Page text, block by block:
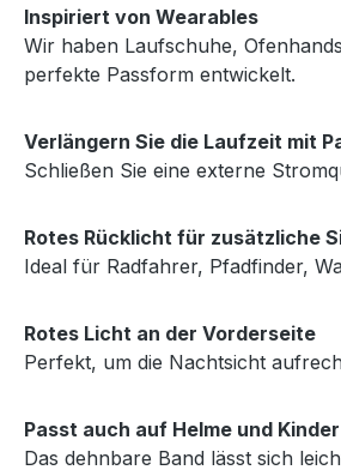
Inspiriert von Wearables
Wir haben Laufschuhe,
perfekte Passform entwickelt.
Verlängern Sie die Laufzeit mit
Schließen Sie eine externe
Rotes Rücklicht für zusätzliche
Ideal für Radfahrer, Pfadfinder,
Rotes Licht an der Vorderseite
Perfekt, um die Nachtsicht
Passt auch auf Helme und Kinder
Das dehnbare Band lässt sich